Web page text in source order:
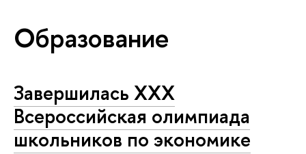
Образование
Завершилась XXX
Всероссийская олимпиада
школьников по экономике